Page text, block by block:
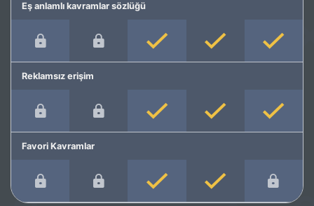
Eş anlamlı kavramlar sözlüğü
Reklamsız erişim
Favori Kavramlar